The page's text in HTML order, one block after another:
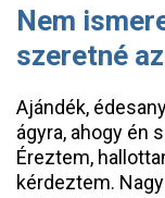
Nem
szeretné
Ajándék,
ágyra, ahogy én
Éreztem,
kérdeztem.